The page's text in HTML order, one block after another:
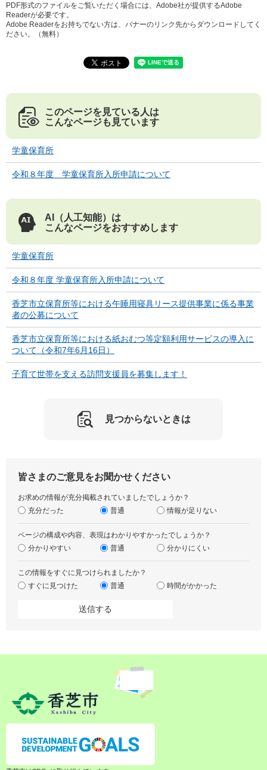
PDF形式のファイルをご覧いただく場合には、Adobe社が提供するAdobe
Readerが必要です。
Adobe Readerをお持ちでない方は、バナーのリンク先からダウンロードしてく
ださい。（無料）
このページを見ている人は
こんなページも見ています
学童保育所
令和８年度 学童保育所入所申請について
AI（人工知能）は
こんなページをおすすめします
学童保育所
令和８年度 学童保育所入所申請について
香芝市立保育所等における午睡用寝具リース提供事業に係る事業
者の公募について
香芝市立保育所等における紙おむつ等定額利用サービスの導入に
ついて（令和7年6月16日）
子育て世帯を支える訪問支援員を募集します！
見つからないときは
皆さまのご意見をお聞かせください
お求めの情報が充分掲載されていましたでしょうか？
充分だった
普通 情報が足りない
ページの構成や内容、表現はわかりやすかったでしょうか？
分かりやすい
普通 分かりにくい
この情報をすぐに見つけられましたか？
すぐに見つけた
普通 時間がかかった